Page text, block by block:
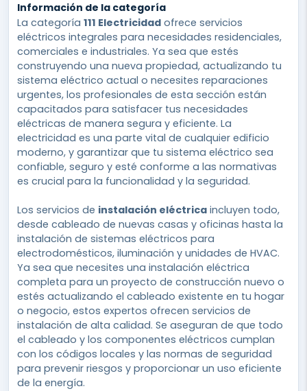
Información de la categoría
La categoría 111 Electricidad ofrece servicios
eléctricos integrales para necesidades residenciales,
comerciales e industriales. Ya sea que estés
construyendo una nueva propiedad, actualizando tu
sistema eléctrico actual o necesites reparaciones
urgentes, los profesionales de esta sección están
capacitados para satisfacer tus necesidades
eléctricas de manera segura y eficiente. La
electricidad es una parte vital de cualquier edificio
moderno, y garantizar que tu sistema eléctrico sea
confiable, seguro y esté conforme a las normativas
es crucial para la funcionalidad y la seguridad.
Los servicios de instalación eléctrica incluyen todo,
desde cableado de nuevas casas y oficinas hasta la
instalación de sistemas eléctricos para
electrodomésticos, iluminación y unidades de HVAC.
Ya sea que necesites una instalación eléctrica
completa para un proyecto de construcción nuevo o
estés actualizando el cableado existente en tu hogar
o negocio, estos expertos ofrecen servicios de
instalación de alta calidad. Se aseguran de que todo
el cableado y los componentes eléctricos cumplan
con los códigos locales y las normas de seguridad
para prevenir riesgos y proporcionar un uso eficiente
de la energía.